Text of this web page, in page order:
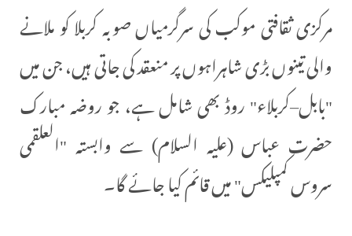
مرکزی ثقافتی موکب کی سرگرمیاں صوبہ کربلا کو ملانے
والی تینوں بڑی شاہراہوں پر منعقد کی جاتی ہیں، جن میں
"بابل–کربلاء" روڈ بھی شامل ہے، جو روضہ مبارک
حضرت عباس (علیہ السلام) سے وابستہ "العلقمی
سروس کمپلیکس" میں قائم کیا جائے گا۔